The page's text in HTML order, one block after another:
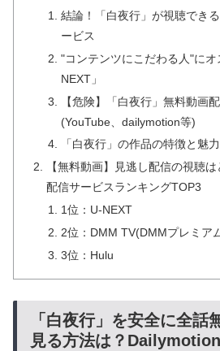
結論！「白夜行」が視聴でき
ービス
"コンテンツにこだわる人"に
NEXT」
【危険】「白夜行」無料動画
(YouTube、dailymotion等)
「白夜行」の作品の特徴と魅力
【無料動画】見逃し配信の視聴
配信サービスランキングTOP3
1位：U-NEXT
2位：DMM TV(DMMプレミア
3位：Hulu
「白夜行」を安全に全話
見る方法は？